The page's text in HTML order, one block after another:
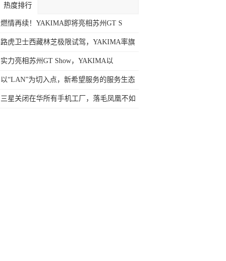
热度排行
燃情再续！YAKIMA即将亮相苏州GT S
路虎卫士西藏林芝极限试驾，YAKIMA率旗
实力亮相苏州GT Show，YAKIMA以
以“LAN”为切入点，新希望服务的服务生态
三星关闭在华所有手机工厂，落毛凤凰不如